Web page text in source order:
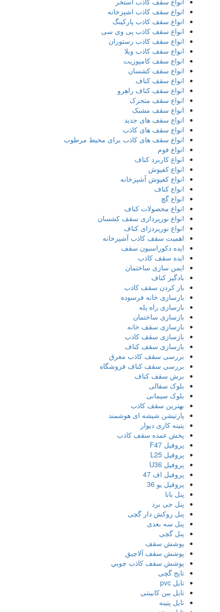
انواع سقف کاذب اشپزخانه
انواع سقف کاذب پارکینگ
انواع سقف کاذب پی وی سی
انواع سقف کاذب رستوران
انواع سقف کاذب ویلا
انواع سقف کامپوزیت
انواع سقف کشسان
انواع سقف کناف
انواع سقف کناف راهرو
انواع سقف متحرک
انواع سقف مشبک
انواع سقف های جدید
انواع سقف های کاذب
انواع سقف های کاذب برای محیط مرطوب
انواع فوم
انواع کاربرد کناف
انواع کفپوش
انواع کفپوش آشپزخانه
انواع کناف
انواع گچ
انواع محصولات کناف
انواع نورپردازی سقف کشسان
انواع نورپردزای کناف
اهمیت سقف کاذب آشپزخانه
ایده دکوراسیون سقف
ایده سقف کاذب
ایمن سازی ساختمان
بادگیر کناف
باز کردن سقف کاذب
بازسازی خانه فرسوده
بازسازی راه پله
بازسازی ساختمان
بازسازی سقف خانه
بازسازی سقف کاذب
بازسازی سقف کناف
بررسی سقف کاذب معرق
بررسی سقف کناف فروشگاه
برش سقف کناف
بلوک سفالی
بلوک سیمانی
بهترین سقف کاذب
پارتیشن شیشه ای هوشمند
پتینه کاری دیوار
پخش عمده سقف کاذب
پروفیل F47
پروفیل L25
پروفیل U36
پروفیل اف 47
پروفیل یو 36
پنل بانا
پنل جی برد
پنل روکش دار گچی
پنل سه بعدی
پنل گچی
پوشش سقف
پوشش سقف آلاچیق
پوشش سقف كاذب چوبي
تایج گچی
تایل pvc
تایل بین کابینتی
تایل پتینه